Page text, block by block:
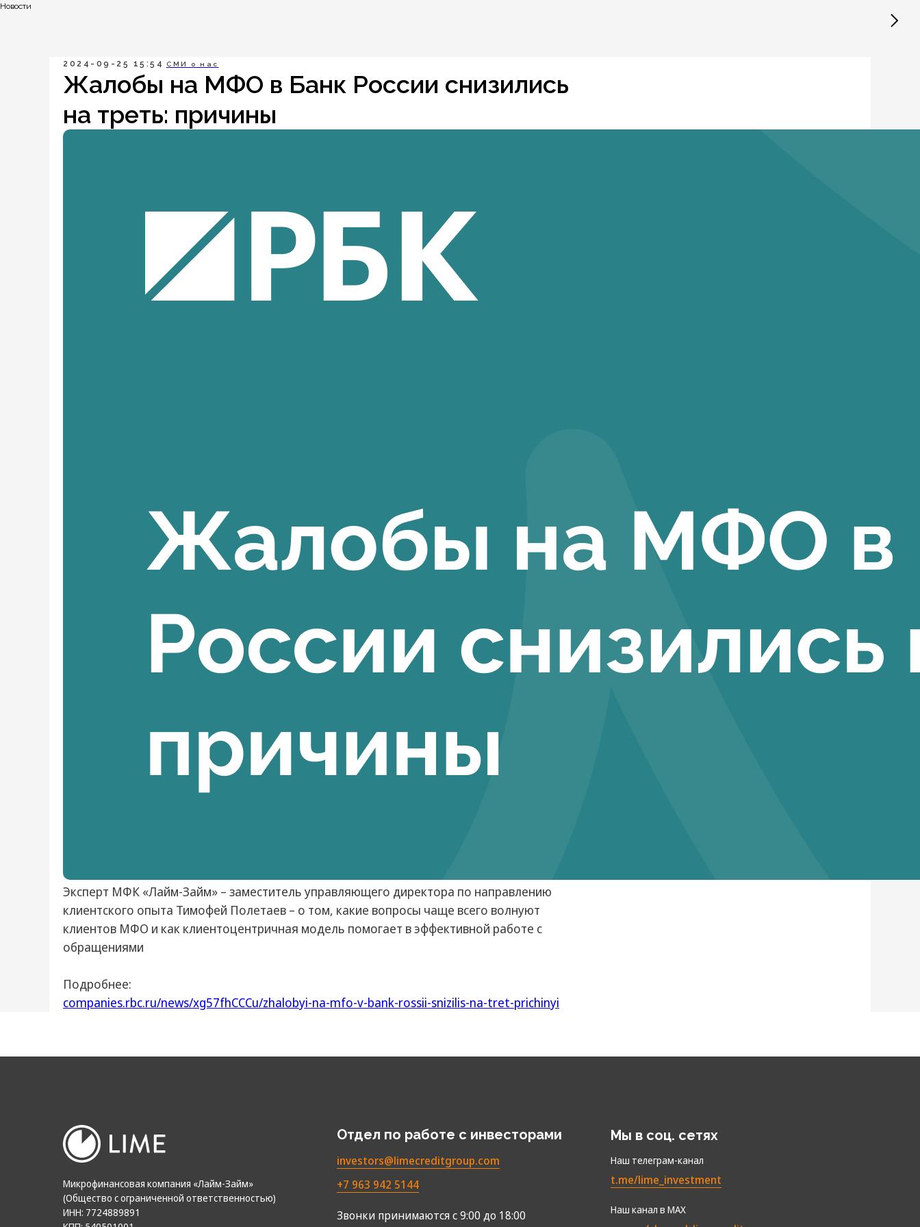
Новости
2024-09-25 15:54 СМИ о нас
Жалобы на МФО в Банк России снизились
на треть: причины
Эксперт МФК «Лайм-Займ» – заместитель управляющего директора по направлению
клиентского опыта Тимофей Полетаев – о том, какие вопросы чаще всего волнуют
клиентов МФО и как клиентоцентричная модель помогает в эффективной работе с
обращениями
Подробнее:
companies.rbc.ru/news/xg57fhCCCu/zhalobyi-na-mfo-v-bank-rossii-snizilis-na-tret-prichinyi
Отдел по работе с инвесторами
Звонки принимаются с 9:00 до 18:00
Мы в соц. сетях
+7 963 942 5144
investors@limecreditgroup.com
Наш канал в МАХ
t.me/lime_investment
Наш телеграм-канал
Микрофинансовая компания «Лайм-Займ»
(Общество с ограниченной ответственностью)
ИНН: 7724889891